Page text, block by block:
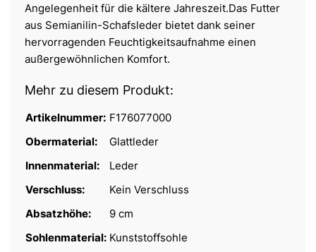
Angelegenheit für die kältere Jahreszeit.Das Futter
aus Semianilin-Schafsleder bietet dank seiner
hervorragenden Feuchtigkeitsaufnahme einen
außergewöhnlichen Komfort.
Mehr zu diesem Produkt:
Artikelnummer: F176077000
Obermaterial:
Glattleder
Innenmaterial:
Leder
Verschluss:
Kein Verschluss
Absatzhöhe:
9 cm
Sohlenmaterial: Kunststoffsohle